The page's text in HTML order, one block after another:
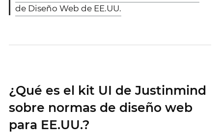
de Diseño Web de EE.UU.
¿Qué es el kit UI de Justinmind
sobre normas de diseño web
para EE.UU.?